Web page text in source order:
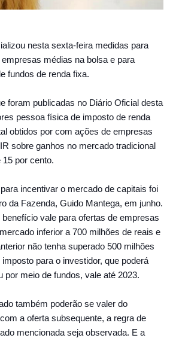
nesta sexta-feira medidas para
médias na bolsa e para
fundos de renda fixa.
foram publicadas no Diário Oficial desta
pessoa física de imposto de renda
obtidos por com ações de empresas
sobre ganhos no mercado tradicional
por cento.
incentivar o mercado de capitais foi
da Fazenda, Guido Mantega, em junho.
vale para ofertas de empresas
inferior a 700 milhões de reais e
não tenha superado 500 milhões
para o investidor, que poderá
por meio de fundos, vale até 2023.
também poderão se valer do
a oferta subsequente, a regra de
mencionada seja observada. E a